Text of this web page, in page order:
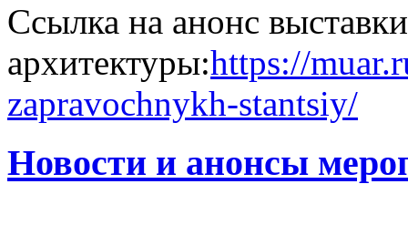
Ссылка на анонс
архитектуры:https://
zapravochnykh-stantsiy/
Новости и анонсы